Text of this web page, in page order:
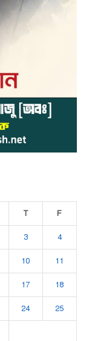
T F
3 4
10 11
17 18
24 25